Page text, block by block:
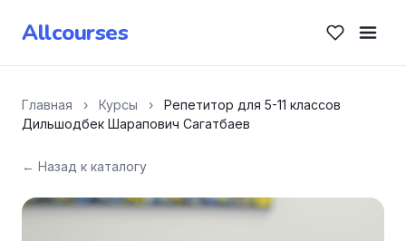
Allcourses
Главная › Курсы ›
Репетитор для 5-11 классов
Дильшодбек Шарапович Сагатбаев
← Назад к каталогу